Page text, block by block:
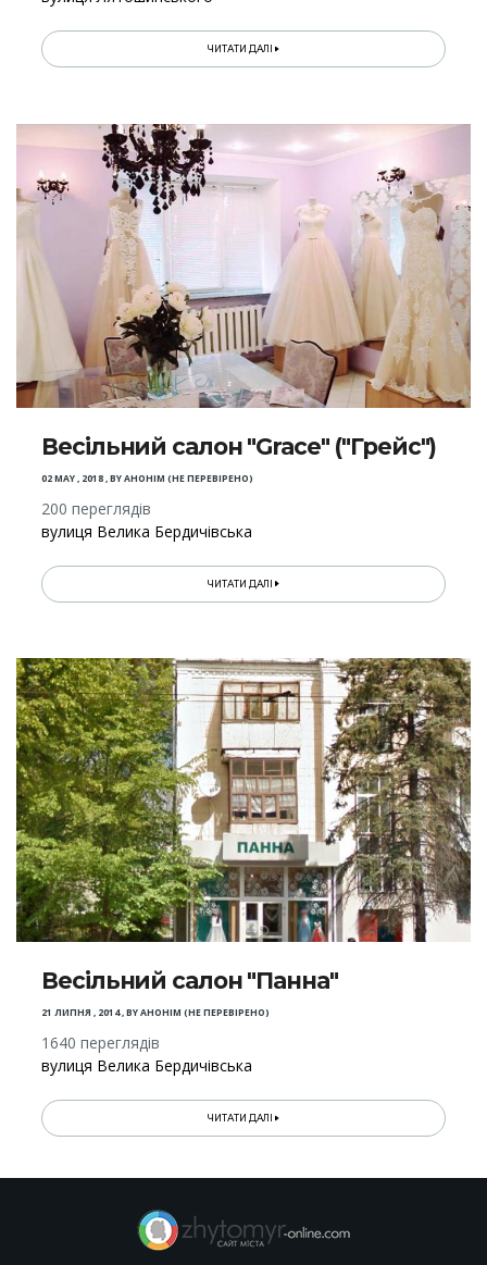
ЧИТАТИ ДАЛІ
Весільний салон "Grace" ("Грейс")
02 MAY , 2018,BYАНОНІМ (НЕ ПЕРЕВІРЕНО)
200 переглядів
вулиця Велика Бердичівська
ЧИТАТИ ДАЛІ
Весільний салон "Панна"
21 ЛИПНЯ , 2014,BYАНОНІМ (НЕ ПЕРЕВІРЕНО)
1640 переглядів
вулиця Велика Бердичівська
ЧИТАТИ ДАЛІ